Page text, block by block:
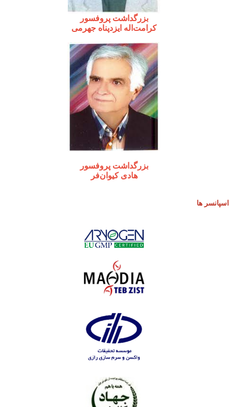
بزرگداشت پروفسور
کرامت‌اله ایزدپناه جهرمی
بزرگداشت پروفسور
هادی کیوان‌فر
ها